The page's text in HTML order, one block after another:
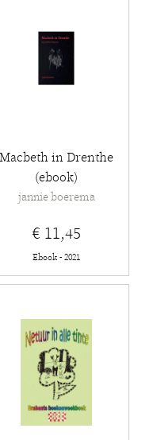
Macbeth in Drenthe
(ebook)
jannie boerema
€ 11,45
Ebook - 2021